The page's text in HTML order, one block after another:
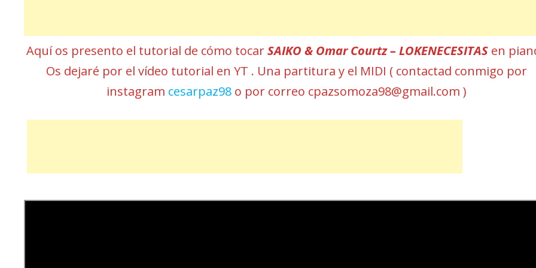
Aquí os presento el tutorial de cómo tocarSAIKO & Omar Courtz – LOKENECESITAS en
Os dejaré por el vídeo tutorial en YT . Una partitura y el MIDI ( contactad conmigo por
instagram cesarpaz98o por correo cpazsomoza98@gmail.com )